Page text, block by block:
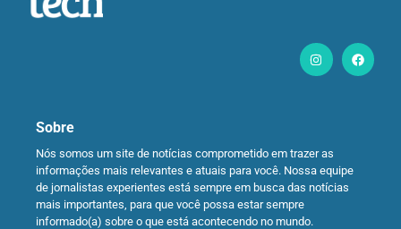
Sobre
Nós somos um site de notícias comprometido em trazer as
informações mais relevantes e atuais para você. Nossa equipe
de jornalistas experientes está sempre em busca das notícias
mais importantes, para que você possa estar sempre
informado(a) sobre o que está acontecendo no mundo.